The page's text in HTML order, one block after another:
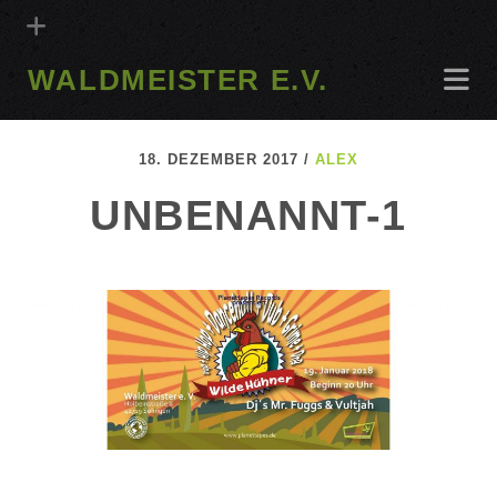
WALDMEISTER E.V.
18. DEZEMBER 2017 /ALEX
UNBENANNT-1